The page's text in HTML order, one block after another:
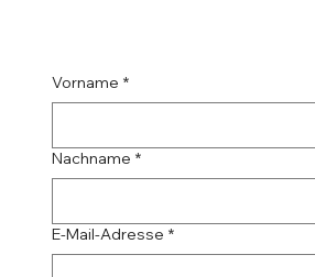
Vorname *
Nachname *
E-Mail-Adresse *